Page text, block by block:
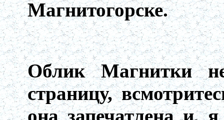
Магнитогорске.
Облик Магнитки
страницу,